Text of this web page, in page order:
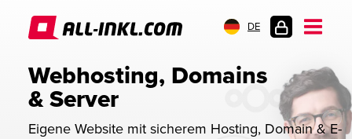
DE
Webhosting, Domains
& Server
Eigene Website mit sicherem Hosting, Domain & E-